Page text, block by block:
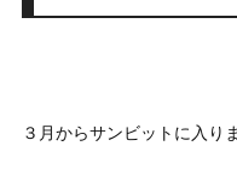
３月からサンビットに入り